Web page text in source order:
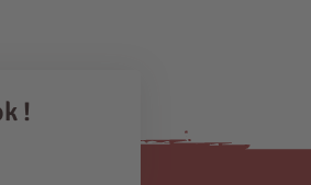
!